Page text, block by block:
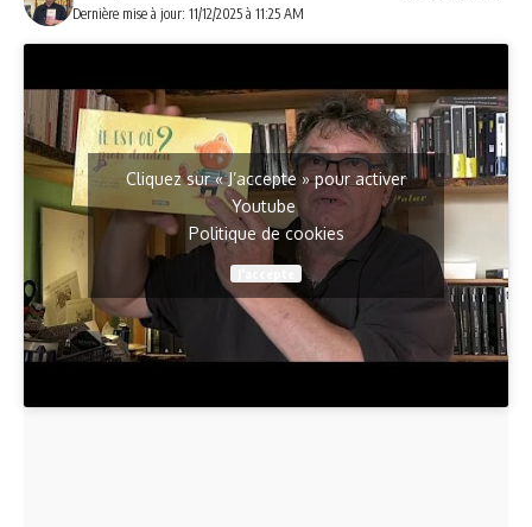
Dernière mise à jour: 11/12/2025 à 11:25 AM
Cliquez sur « J’accepte » pour activer
Youtube
Politique de cookies